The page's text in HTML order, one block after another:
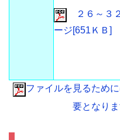
２６～３
ージ[651ＫＢ]
ファイルを見るため
要となりま